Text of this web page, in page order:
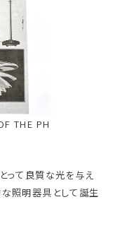
THE PH
って良質な光を与え
な照明器具として誕生